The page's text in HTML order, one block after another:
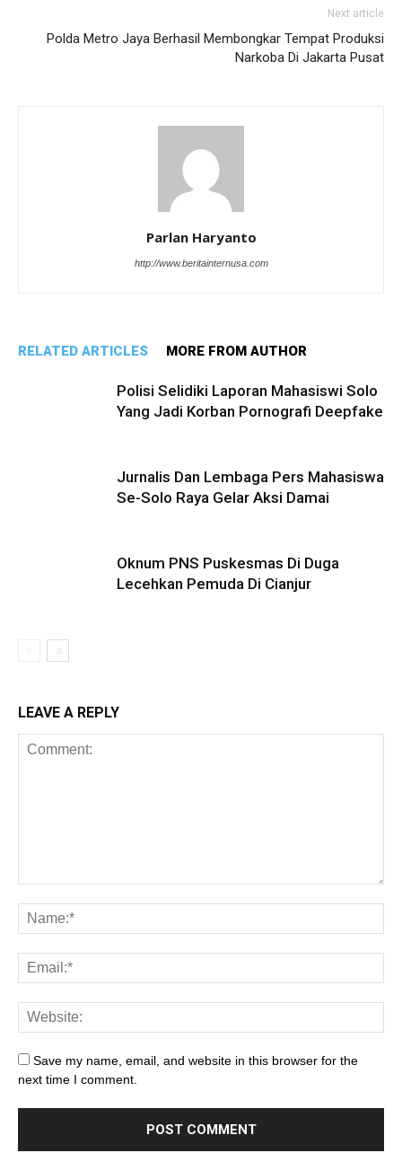
Next article
Polda Metro Jaya Berhasil Membongkar Tempat Produksi
Narkoba Di Jakarta Pusat
Parlan Haryanto
http://www.beritainternusa.com
RELATED ARTICLES MORE FROM AUTHOR
Polisi Selidiki Laporan Mahasiswi Solo
Yang Jadi Korban Pornografi Deepfake
Jurnalis Dan Lembaga Pers Mahasiswa
Se-Solo Raya Gelar Aksi Damai
Oknum PNS Puskesmas Di Duga
Lecehkan Pemuda Di Cianjur
LEAVE A REPLY
Save my name, email, and website in this browser for the
next time I comment.